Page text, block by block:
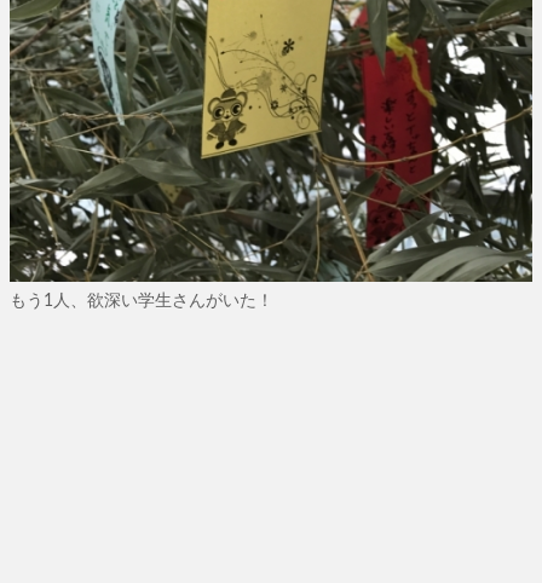
もう1人、欲深い学生さんがいた！